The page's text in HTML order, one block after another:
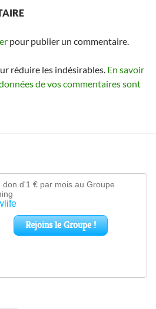
pour publier un commentaire.
réduire les indésirables. En savoir
de vos commentaires sont